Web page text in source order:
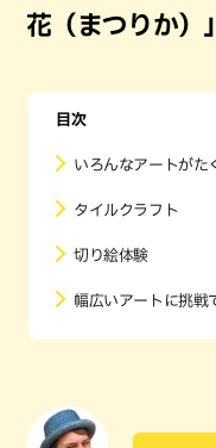
花（まつりか）」
目次
いろんなアートがた
タイルクラフト
切り絵体験
幅広いアートに挑戦